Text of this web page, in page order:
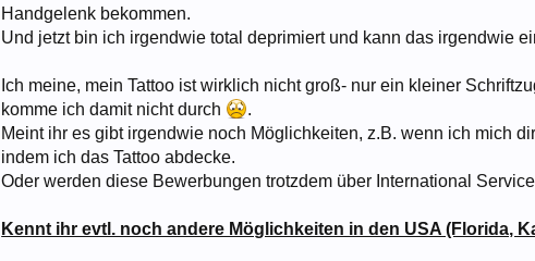
Handgelenk bekommen.
Und jetzt bin ich irgendwie total deprimiert und kann das irgendwie
Ich meine, mein Tattoo ist wirklich nicht groß- nur ein kleiner
komme ich damit nicht durch
.
Meint ihr es gibt irgendwie noch Möglichkeiten, z.B. wenn ich mich
indem ich das Tattoo abdecke.
Oder werden diese Bewerbungen trotzdem über International
Kennt ihr evtl. noch andere Möglichkeiten in den USA (Florida,